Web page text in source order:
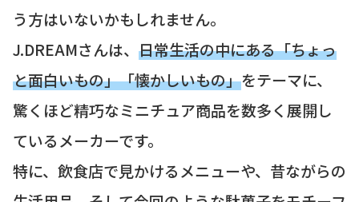
う方はいないかもしれません。
J.DREAMさんは、 日常生活の中にある「ちょっ
と面白いもの」「懐かしいもの」をテーマに、
驚くほど精巧なミニチュア商品を数多く展開し
ているメーカーです。
特に、飲食店で見かけるメニューや、昔ながらの